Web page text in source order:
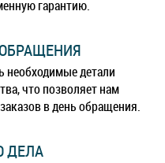
гарантию.
необходимые детали
что позволяет нам
в день обращения.
ДЕЛА